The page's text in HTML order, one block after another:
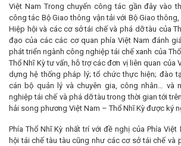
Việt Nam Trong chuyến công tác gần đây vào
công tác Bộ Giao thông vận tải với Bộ Giao thông,
Hiệp hội và các cơ sở tái chế và phá dỡ tàu của
đạo của các các cơ quan phía Việt Nam đánh
phát triển ngành công nghiệp tái chế xanh của
Thổ Nhĩ Kỳ tư vấn, hỗ trợ các đơn vị liên quan của
dựng hệ thống pháp lý; tổ chức thực hiện; đào
cán bộ quản lý và chuyên gia, công nhân… và
nghiệp tái chế và phá dỡ tàu trong thời gian tới
hải song phương Việt Nam – Thổ Nhĩ Kỳ được ký
Phía Thổ Nhĩ Kỳ nhất trí với đề nghị của Phía
hội tái chế tàu tàu cũng như các cơ sở tái chế và